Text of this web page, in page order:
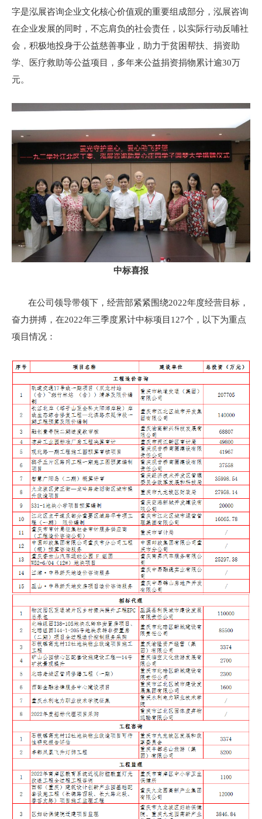
字是泓展咨询企业文化核心价值观的重要组成部分，泓展咨询
在企业发展的同时，不忘肩负的社会责任，以实际行动反哺社
会，积极地投身于公益慈善事业，助力于贫困帮扶、捐资助
学、医疗救助等公益项目，多年来公益捐资捐物累计逾30万
元。
中标喜报
在公司领导带领下，经营部紧紧围绕2022年度经营目标，
奋力拼搏，在2022年三季度累计中标项目127个，以下为重点
项目情况：